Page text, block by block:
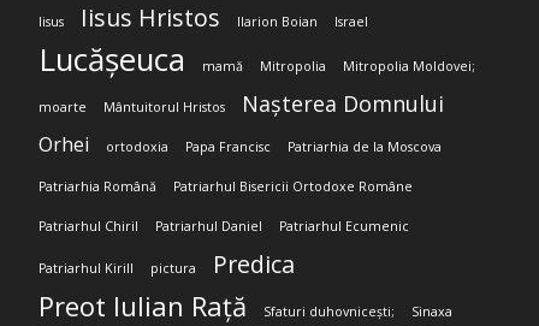
Iisus Iisus Hristos Ilarion Boian Israel
Lucășeuca mamă Mitropolia Mitropolia Moldovei;
moarte Mântuitorul Hristos Nașterea Domnului
Orhei ortodoxia Papa Francisc Patriarhia de la Moscova
Patriarhia Română Patriarhul Bisericii Ortodoxe Române
Patriarhul Chiril Patriarhul Daniel Patriarhul Ecumenic
Patriarhul Kirill pictura Predica
Preot Iulian Rață Sfaturi duhovnicești; Sinaxa